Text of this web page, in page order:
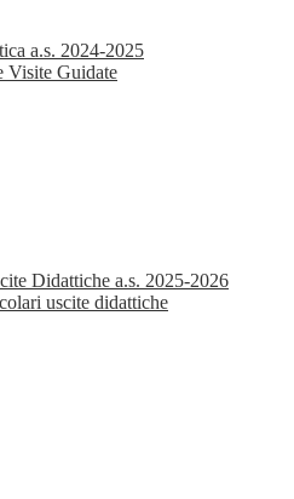
a.s. 2024-2025
Visite Guidate
Didattiche a.s. 2025-2026
uscite didattiche